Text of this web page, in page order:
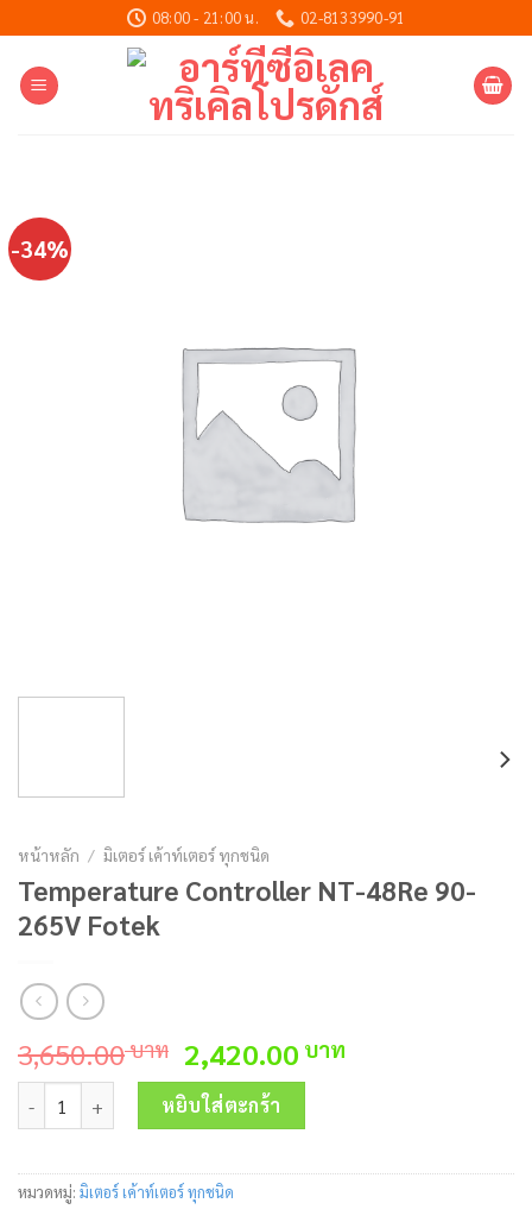
to
content
08:00 - 21:00 น. 02-8133990-91
-34%
หน้าหลัก / มิเตอร์ เค้าท์เตอร์ ทุกชนิด
Temperature Controller NT-48Re 90-
265V Fotek
3,650.00บาท Original
price
was:
3,650.00 บาท.
2,420.00 บาท
จำนวน Temperature Controller NT-48Re 90-265V Fotek ชิ้น
หยิบใส่ตะกร้า
หมวดหมู่: มิเตอร์ เค้าท์เตอร์ ทุกชนิด